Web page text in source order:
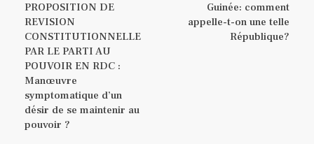
PROPOSITION DE
REVISION
CONSTITUTIONNELLE
PAR LE PARTI AU
POUVOIR EN RDC :
Manœuvre
symptomatique d’un
désir de se maintenir au
pouvoir ?
Guinée: comment
appelle-t-on une telle
République?